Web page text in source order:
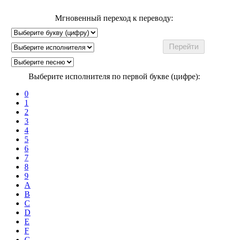
Мгновенный переход к переводу:
Выберите исполнителя по первой букве (цифре):
0
1
2
3
4
5
6
7
8
9
A
B
C
D
E
F